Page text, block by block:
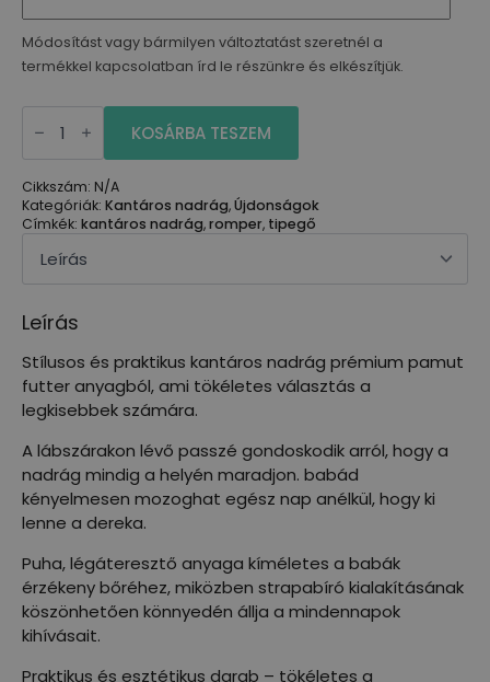
Módosítást vagy bármilyen változtatást szeretnél a
termékkel kapcsolatban írd le részünkre és elkészítjük.
nadrág
110)
mennyiség
KOSÁRBA TESZEM
Cikkszám: N/A
Kategóriák: Kantáros nadrág,Újdonságok
Címkék: kantáros nadrág,romper, tipegő
Leírás
Stílusos és praktikus kantáros nadrág prémium pamut
futter anyagból, ami tökéletes választás a
legkisebbek számára.
A lábszárakon lévő passzé gondoskodik arról, hogy a
nadrág mindig a helyén maradjon. babád
kényelmesen mozoghat egész nap anélkül, hogy ki
lenne a dereka.
Puha, légáteresztő anyaga kíméletes a babák
érzékeny bőréhez, miközben strapabíró kialakításának
köszönhetően könnyedén állja a mindennapok
kihívásait.
Praktikus és esztétikus darab – tökéletes a